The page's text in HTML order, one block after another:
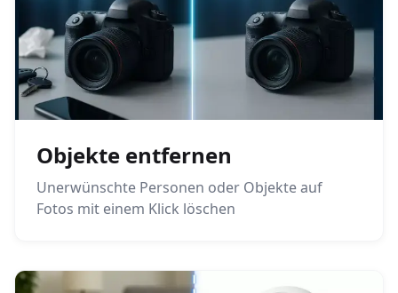
Objekte entfernen
Unerwünschte Personen oder Objekte auf
Fotos mit einem Klick löschen